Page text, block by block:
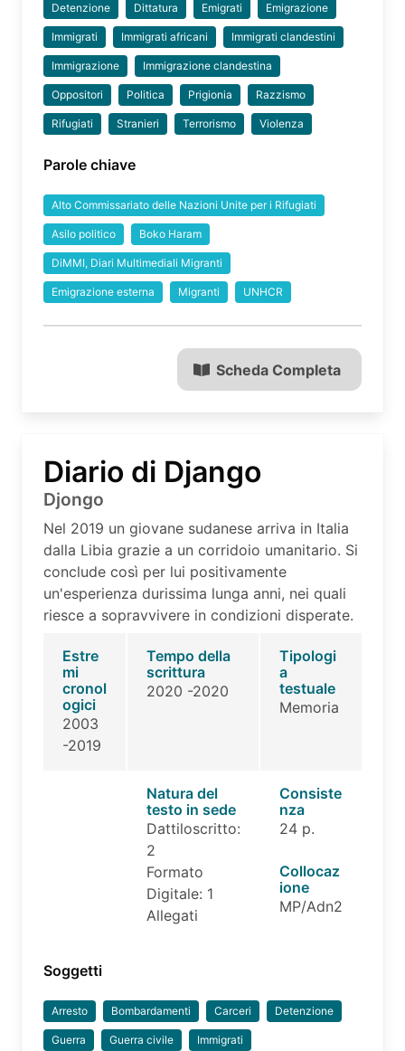
Detenzione Dittatura Emigrati Emigrazione
Immigrati Immigrati africani Immigrati clandestini
Immigrazione Immigrazione clandestina
Oppositori Politica Prigionia Razzismo
Rifugiati Stranieri Terrorismo Violenza
Parole chiave
Alto Commissariato delle Nazioni Unite per i Rifugiati
Asilo politico Boko Haram
DiMMI, Diari Multimediali Migranti
Emigrazione esterna Migranti UNHCR
Scheda Completa
Diario di Django
Djongo
Nel 2019 un giovane sudanese arriva in Italia
dalla Libia grazie a un corridoio umanitario. Si
conclude così per lui positivamente
un'esperienza durissima lunga anni, nei quali
riesce a sopravvivere in condizioni disperate.
Estre
mi
cronol
ogici
2003
-2019
Tempo della
scrittura
2020 -2020
Tipologi
a
testuale
Memoria
Natura del
testo in sede
Dattiloscritto:
2
Formato
Digitale: 1
Allegati
Consiste
nza
24 p.
Collocaz
ione
MP/Adn2
Soggetti
Arresto Bombardamenti Carceri Detenzione
Guerra Guerra civile Immigrati